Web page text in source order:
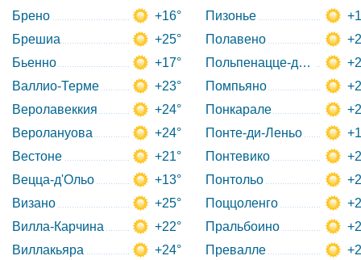
Брено
+16°
Брешиа
+25°
Бьенно
+17°
Валлио-Терме
+23°
Веролавеккия
+24°
Веролануова
+24°
Вестоне
+21°
Вецца-д'Ольо
+13°
Визано
+25°
Вилла-Карчина
+22°
Виллакьяра
+24°
Пизонье
Полавено
Польпенацце-дель-Гарда
Помпьяно
Понкарале
Понте-ди-Леньо
Понтевико
Понтольо
Поццоленго
Пральбоино
Превалле